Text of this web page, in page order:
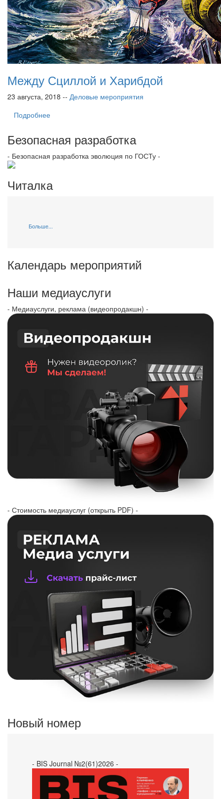
Между Сциллой и Харибдой
23 августа, 2018 -- Деловые мероприятия
Подробнее
Безопасная разработка
- Безопасная разработка эволюция по ГОСТу -
Читалка
Больше...
Календарь мероприятий
Наши медиауслуги
- Медиауслуги, реклама (видеопродакшн) -
- Стоимость медиауслуг (открыть PDF) -
Новый номер
- BIS Journal №2(61)2026 -